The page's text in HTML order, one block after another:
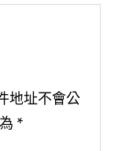
地址不會公
*